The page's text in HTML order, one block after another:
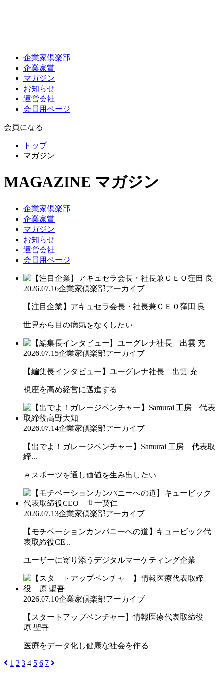
企業家倶楽部
企業家賞
マガジン
お知らせ
運営会社
会員用ページ
会員になる
トップ
マガジン
MAGAZINE マガジン
企業家倶楽部
企業家賞
マガジン
お知らせ
運営会社
会員用ページ
2026.07.16企業家倶楽部アーカイブ
【注目企業】アキュセラ会長・社長兼ＣＥＯ窪田 良
世界から目の病気をなくしたい
2026.07.15企業家倶楽部アーカイブ
【編集長インタビュー】ユーグレナ社長 出雲 充
視座を高め経営に邁進する
2026.07.14企業家倶楽部アーカイブ
【出でよ！ガレージベンチャー】Samurai 工房 代表取
締...
ｅスポーツを通し価値を生み出したい
2026.07.13企業家倶楽部アーカイブ
【モチベーションカンパニーへの道】キュービック代
表取締役CE...
ユーザーに寄り添うデジタルマーケティング企業
2026.07.10企業家倶楽部アーカイブ
【スタートアップベンチャー】情報医療代表取締役
原 聖吾
医療をデータ化し健康な社会を作る
1 2 3 4 5 6 7